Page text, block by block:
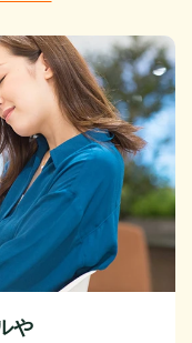
や